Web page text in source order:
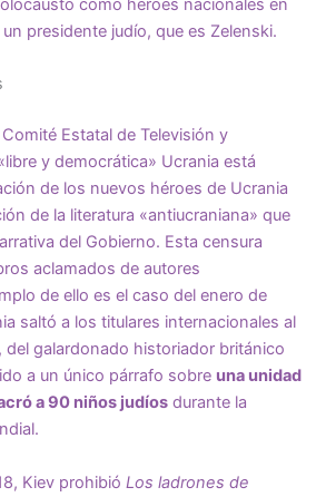
como héroes nacionales en
presidente judío, que es Zelenski.
Estatal de Televisión y
y democrática» Ucrania está
de los nuevos héroes de Ucrania
de la literatura «antiucraniana» que
del Gobierno. Esta censura
aclamados de autores
de ello es el caso del enero de
saltó a los titulares internacionales al
, del galardonado historiador británico
a un único párrafo sobre una unidad
a 90 niños judíos durante la
Kiev prohibió Los ladrones de